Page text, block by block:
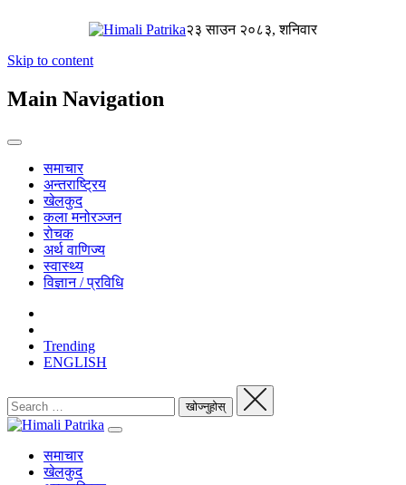
२३ साउन २०८३, शनिवार
Skip to content
Main Navigation
समाचार
अन्तराष्ट्रिय
खेलकुद
कला मनोरञ्जन
रोचक
अर्थ वाणिज्य
स्वास्थ्य
विज्ञान / प्रविधि
Trending
ENGLISH
समाचार
खेलकुद